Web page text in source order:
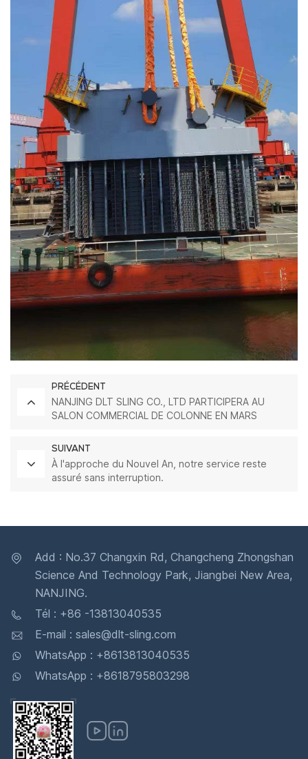
PRÉCÉDENT
NANJING DLT SLING CO., LTD PARTICIPERA AU
SALON COMMERCIAL DE COLONNE EN MARS
SUIVANT
À l'approche du Nouvel An, notre service reste
assuré sans interruption.
Add : No.37 Changxin Rd, Changcheng Zhongshan
Science And Technology Park, Jiangbei New Area,
NANJING.
Tél : +86 -13813040535
E-mail : sales@dlt-sling.com
WhatsApp : +8613813040535
WhatsApp : +8618795803298